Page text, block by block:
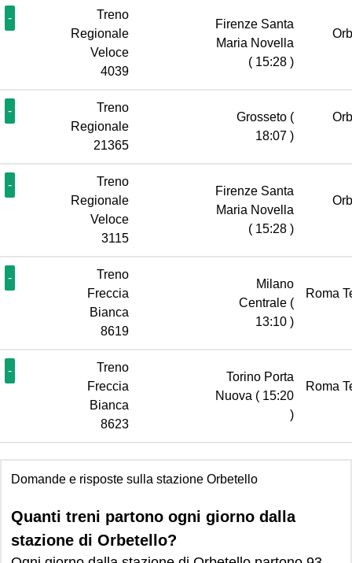
-
Treno
Regionale
Veloce
4039
Firenze Santa
Maria Novella
( 15:28 )
-
Treno
Regionale
21365
Grosseto (
18:07 )
-
Treno
Regionale
Veloce
3115
Firenze Santa
Maria Novella
( 15:28 )
-
Treno
Freccia
Bianca
8619
Milano
Centrale (
13:10 )
Roma
-
Treno
Freccia
Bianca
8623
Torino Porta
Nuova ( 15:20
)
Roma
Domande e risposte sulla stazione Orbetello
Quanti treni partono ogni giorno dalla
stazione di Orbetello?